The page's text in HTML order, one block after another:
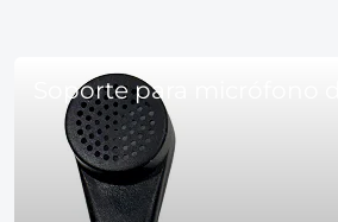
Soporte para micrófono